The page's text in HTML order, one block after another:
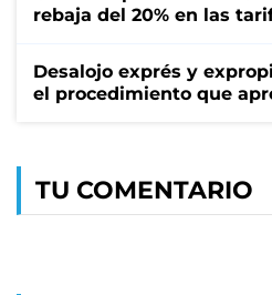
rebaja del 20% en las
Desalojo exprés y
el procedimiento que
TU COMENTARIO